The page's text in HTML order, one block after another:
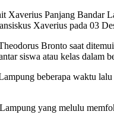
Xaverius Panjang Bandar
Xaverius pada 03
Bronto saat
siswa atau kelas dalam
beberapa waktu
yang melulu